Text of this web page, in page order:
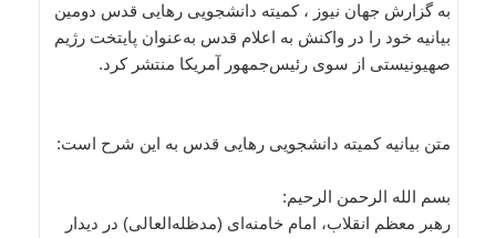
به گزارش جهان نیوز ، کمیته دانشجویی رهایی قدس دومین
بیانیه خود را در واکنش به اعلام قدس به‌عنوان پایتخت رژیم
صهیونیستی از سوی رئیس‌جمهور آمریکا منتشر کرد.
متن بیانیه کمیته دانشجویی رهایی قدس به این شرح است:
بسم الله الرحمن الرحیم:
رهبر معظم انقلاب، امام خامنه‌ای (مدظله‌العالی) در دیدار